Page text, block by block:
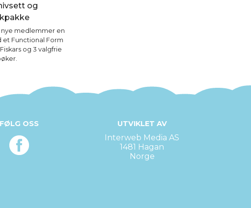
og
nye medlemmer en
Functional Form
og 3 valgfrie
FØLG OSS UTVIKLET AV
Interweb Media AS
1481 Hagan
Norge